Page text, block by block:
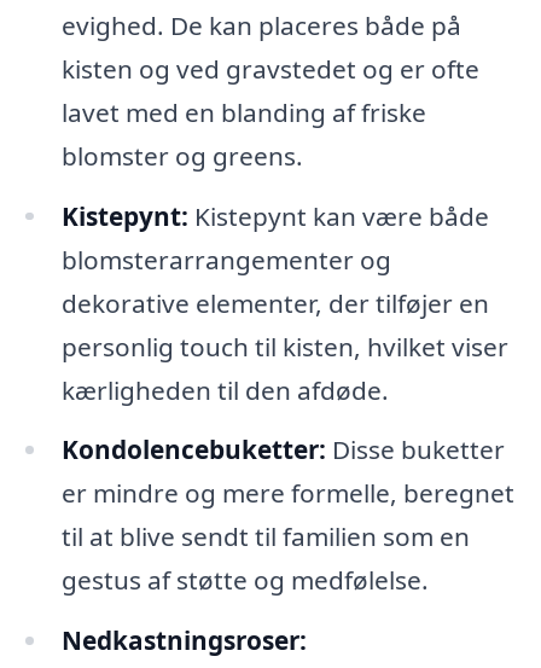
evighed. De kan placeres både på
kisten og ved gravstedet og er ofte
lavet med en blanding af friske
blomster og greens.
Kistepynt: Kistepynt kan være både
blomsterarrangementer og
dekorative elementer, der tilføjer en
personlig touch til kisten, hvilket viser
kærligheden til den afdøde.
Kondolencebuketter: Disse buketter
er mindre og mere formelle, beregnet
til at blive sendt til familien som en
gestus af støtte og medfølelse.
Nedkastningsroser: